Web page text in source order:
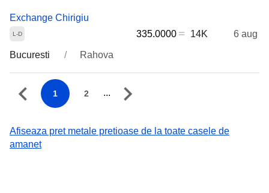
Exchange Chirigiu
Bucuresti Rahova
14K
335.0000 6 aug
1 2 ...
Afiseaza pret metale pretioase de la toate casele de
amanet